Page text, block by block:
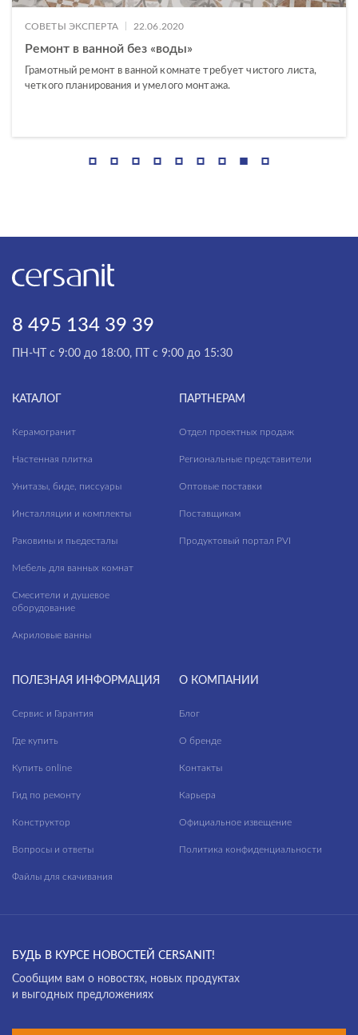
СОВЕТЫ ЭКСПЕРТА 22.06.2020
Ремонт в ванной без «воды»
Грамотный ремонт в ванной комнате требует чистого листа,
четкого планирования и умелого монтажа.
8 495 134 39 39
ПН-ЧТ с 9:00 до 18:00, ПТ с 9:00 до 15:30
КАТАЛОГ
Керамогранит
Настенная плитка
Унитазы, биде, писсуары
Инсталляции и комплекты
Раковины и пьедесталы
Мебель для ванных комнат
Смесители и душевое
оборудование
Акриловые ванны
ПАРТНЕРАМ
Отдел проектных продаж
Региональные представители
Оптовые поставки
Поставщикам
Продуктовый портал PVI
ПОЛЕЗНАЯ ИНФОРМАЦИЯ
Сервис и Гарантия
Где купить
Купить online
Гид по ремонту
Конструктор
Вопросы и ответы
Файлы для скачивания
О КОМПАНИИ
Блог
О бренде
Контакты
Карьера
Официальное извещение
Политика конфиденциальности
БУДЬ В КУРСЕ НОВОСТЕЙ CERSANIT!
Cообщим вам о новостях, новых продуктах
и выгодных предложениях